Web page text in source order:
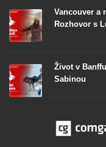
Vancouver a
Rozhovor s
Život v
Sabinou